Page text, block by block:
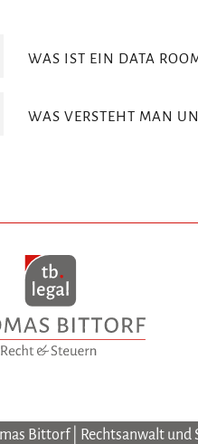
WAS IST EIN DATA
WAS VERSTEHT MAN
Bittorf | Rechtsanwalt und